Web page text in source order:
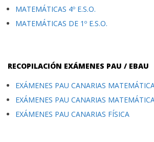
MATEMÁTICAS 4º E.S.O.
MATEMÁTICAS DE 1º E.S.O.
RECOPILACIÓN EXÁMENES PAU / EBAU
EXÁMENES PAU CANARIAS
EXÁMENES PAU CANARIAS
EXÁMENES PAU CANARIAS FÍSICA